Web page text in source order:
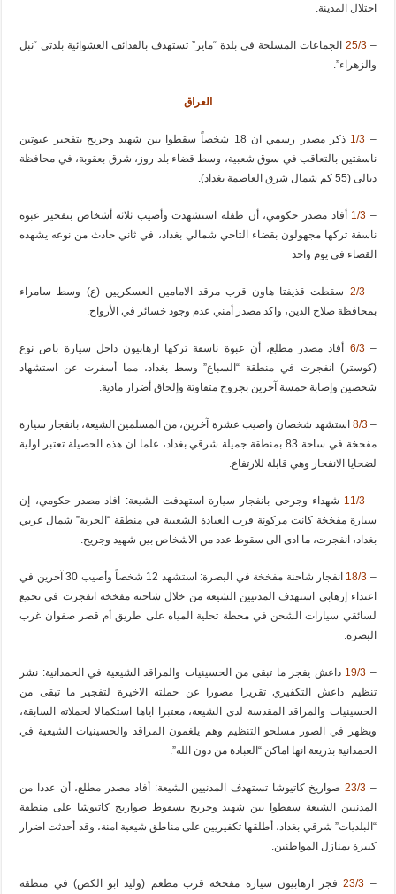
احتلال المدينة.
–
25/3
الجماعات المسلحة في بلدة “ماير” تستهدف بالقذائف العشوائية بلدتي “نبل
والزهراء”.
العراق
–
1/3
ذكر مصدر رسمي ان 18 شخصاً سقطوا بين شهيد وجريح بتفجير عبوتين
ناسفتين بالتعاقب في سوق شعبية، وسط قضاء بلد روز، شرق بعقوبة، في محافظة
ديالى (55 كم شمال شرق العاصمة بغداد).
–
1/3 أفاد مصدر حكومي، أن طفلة استشهدت وأصيب ثلاثة أشخاص بتفجير عبوة
ناسفة تركها مجهولون بقضاء التاجي شمالي بغداد، في ثاني حادث من نوعه يشهده
القضاء في يوم واحد
–
2/3 سقطت قذيفتا هاون قرب مرقد الامامين العسكريين (ع) وسط سامراء
بمحافظة صلاح الدين، واكد مصدر أمني عدم وجود خسائر في الأرواح.
–
6/3 أفاد مصدر مطلع، أن عبوة ناسفة تركها ارهابيون داخل سيارة باص نوع
(كوستر) انفجرت في منطقة “السباع” وسط بغداد، مما أسفرت عن استشهاد
شخصين وإصابة خمسة آخرين بجروح متفاوتة وإلحاق أضرار مادية.
–
8/3
استشهد شخصان واصيب عشرة آخرين، من المسلمين الشيعة، بانفجار سيارة
مفخخة في ساحة 83 بمنطقة جميلة شرقي بغداد، علما ان هذه الحصيلة تعتبر اولية
لضحايا الانفجار وهي قابلة للارتفاع.
–
11/3 شهداء وجرحى بانفجار سيارة استهدفت الشيعة: افاد مصدر حكومي، إن
سيارة مفخخة كانت مركونة قرب العيادة الشعبية في منطقة “الحرية” شمال غربي
بغداد، انفجرت، ما ادى الى سقوط عدد من الاشخاص بين شهيد وجريح.
–
18/3
انفجار شاحنة مفخخة في البصرة: استشهد 12 شخصاً وأصيب 30 آخرين في
اعتداء إرهابي استهدف المدنيين الشيعة من خلال شاحنة مفخخة انفجرت في تجمع
لسائقي سيارات الشحن في محطة تحلية المياه على طريق أم قصر صفوان غرب
البصرة.
–
داعش يفجر ما تبقى من الحسينيات والمراقد الشيعية في الحمدانية: نشر
تنظيم داعش التكفيري تقريرا مصورا عن حملته الاخيرة لتفجير ما تبقى من
الحسينيات والمراقد المقدسة لدى الشيعة، معتبرا اياها استكمالا لحملاته السابقة،
ويظهر في الصور مسلحو التنظيم وهم يلغمون المراقد والحسينيات الشيعية في
الحمدانية بذريعة انها اماكن “العبادة من دون الله”.
–
صواريخ كاتيوشا تستهدف المدنيين الشيعة: أفاد مصدر مطلع، أن عددا من
المدنيين الشيعة سقطوا بين شهيد وجريح بسقوط صواريخ كاتيوشا على منطقة
“البلديات” شرقي بغداد، أطلقها تكفيريين على مناطق شيعية امنة، وقد أحدثت اضرار
كبيرة بمنازل المواطنين.
–
23/3فجر ارهابيون سيارة مفخخة قرب مطعم (وليد ابو الكص) في منطقة